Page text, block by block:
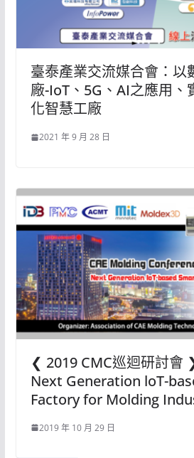
臺泰產業交流媒合會：以
廠-IoT、5G、AI之應用、
化智慧工廠
2021 年 9 月 28 日
❮ 2019 CMC巡迴研討會
Next Generation loT-
Factory for Molding
2019 年 10 月 29 日